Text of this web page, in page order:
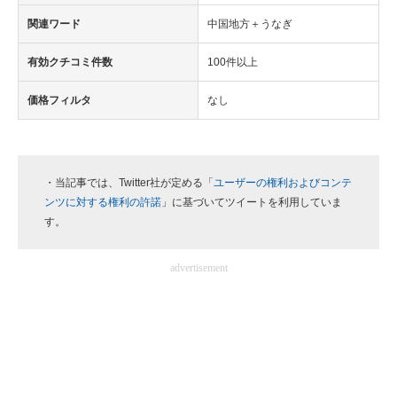
関連ワード 中国地方＋うなぎ
有効クチコミ件数 100件以上
価格フィルタ なし
・当記事では、Twitter社が定める「 ユーザーの権利およびコンテ
ンツに対する権利の許諾 」に基づいてツイートを利用していま
す。
advertisement